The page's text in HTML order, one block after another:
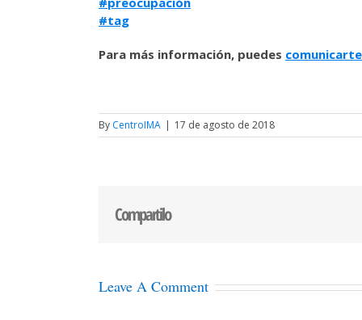
#tag
Para más información, puedes
By CentroIMA | 17 de agosto de 2018
Compartilo
Leave A Comment